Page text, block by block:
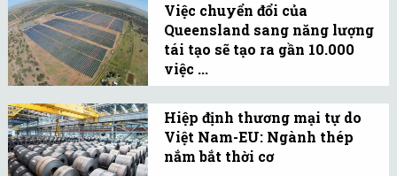
Việt Nam đã được cơ quan
chức năng cấp cho các
doanh nghiệp xuất khẩu
hàng hoá đi 28 nước châu
Âu.
Việc chuyển đổi của
Queensland sang năng lượng
tái tạo sẽ tạo ra gần 10.000
việc ...
Queensland là bang dễ bị
tổn thương nhất ở Úc
trước biến đổi khí hậu.
Hiệp định thương mại tự do
Việt Nam-EU: Ngành thép
nắm bắt thời cơ